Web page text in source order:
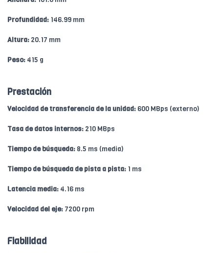
Profundidad: 146.99 mm
Altura: 20.17 mm
Peso: 415 g
Prestación
Velocidad de transferencia de la unidad: 600 MBps (externo)
Tasa de datos internos: 210 MBps
Tiempo de búsqueda: 8.5 ms (media)
Tiempo de búsqueda de pista a pista: 1 ms
Latencia media: 4.16 ms
Velocidad del eje: 7200 rpm
Fiabilidad